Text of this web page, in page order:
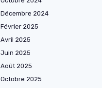
Décembre 2024
Février 2025
Avril 2025
Juin 2025
Août 2025
Octobre 2025